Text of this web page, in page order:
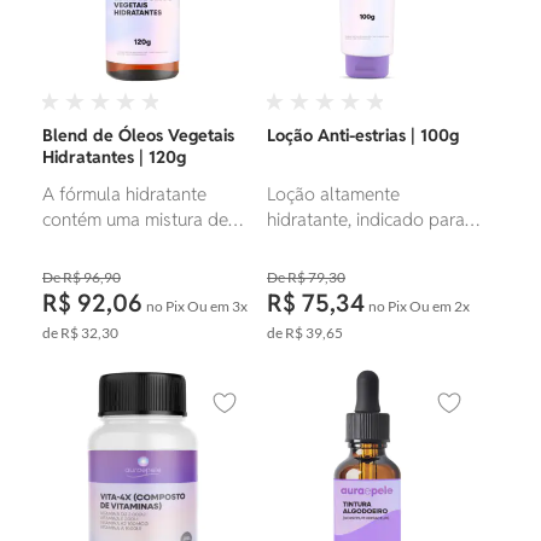
inflamações.
Blend de Óleos Vegetais
Hidratantes | 120g
A fórmula hidratante
contém uma mistura de
nutrientes, incluindo óleo
de amêndoas doces, óleo
de semente de uva e óleo
de rosa mosqueta, que
juntos fornecem
nutrição e regeneração da
R$ 96,90
R$ 92,06 no PixOu em 3x
de R$ 32,30
Loção Anti-estrias | 100g
Loção altamente
hidratante, indicado para
previne o surgimento de
estrias.
R$ 79,30
R$ 75,34 no PixOu em 2x
de R$ 39,65
Adicionar aos favoritos Adicionar